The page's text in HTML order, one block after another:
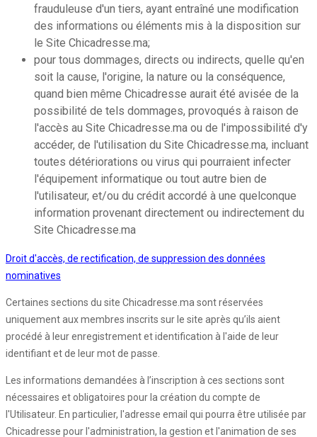
frauduleuse d'un tiers, ayant entraîné une modification
des informations ou éléments mis à la disposition sur
le Site Chicadresse.ma;
pour tous dommages, directs ou indirects, quelle qu'en
soit la cause, l'origine, la nature ou la conséquence,
quand bien même Chicadresse aurait été avisée de la
possibilité de tels dommages, provoqués à raison de
l'accès au Site Chicadresse.ma ou de l'impossibilité d'y
accéder, de l'utilisation du Site Chicadresse.ma, incluant
toutes détériorations ou virus qui pourraient infecter
l'équipement informatique ou tout autre bien de
l'utilisateur, et/ou du crédit accordé à une quelconque
information provenant directement ou indirectement du
Site Chicadresse.ma
Droit d'accès, de rectification, de suppression des données
nominatives
Certaines sections du site Chicadresse.ma sont réservées
uniquement aux membres inscrits sur le site après qu’ils aient
procédé à leur enregistrement et identification à l'aide de leur
identifiant et de leur mot de passe.
Les informations demandées à l’inscription à ces sections sont
nécessaires et obligatoires pour la création du compte de
l'Utilisateur. En particulier, l'adresse email qui pourra être utilisée par
Chicadresse pour l'administration, la gestion et l'animation de ses